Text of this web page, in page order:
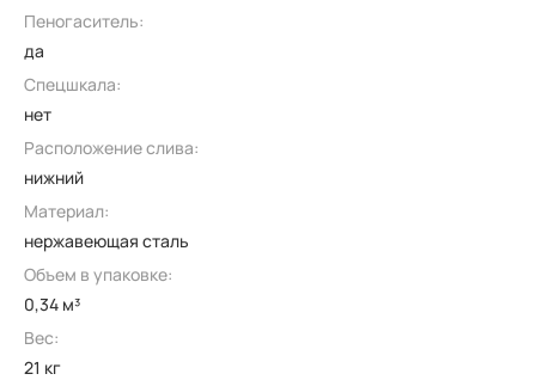
Пеногаситель:
да
Спецшкала:
нет
Расположение слива:
нижний
Материал:
нержавеющая сталь
Объем в упаковке:
0,34 м³
Вес:
21 кг